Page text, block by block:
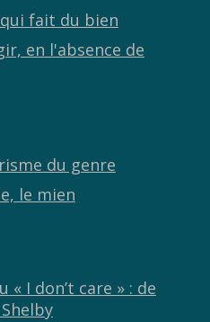
fait du bien
en l'absence de
du genre
le mien
« I don’t care » : de